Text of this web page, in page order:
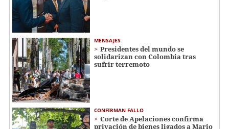
MENSAJES
Presidentes del mundo se
solidarizan con Colombia tras
sufrir terremoto
CONFIRMAN FALLO
Corte de Apelaciones confirma
privación de bienes ligados a Mario